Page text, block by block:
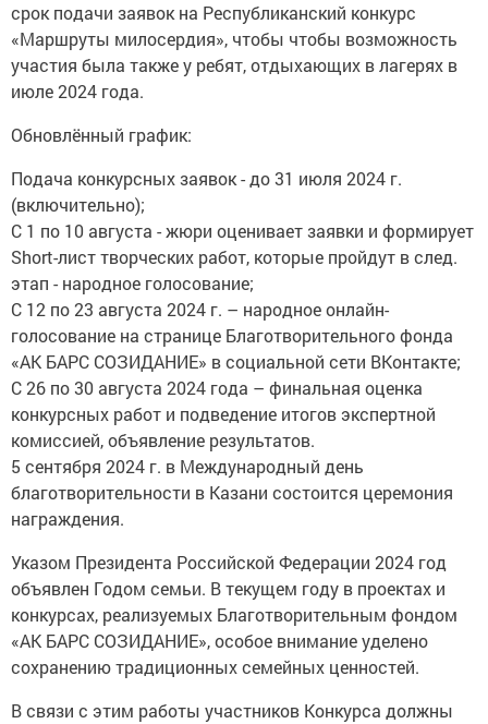
срок подачи заявок на Республиканский конкурс
«Маршруты милосердия», чтобы чтобы возможность
участия была также у ребят, отдыхающих в лагерях в
июле 2024 года.
Обновлённый график:
Подача конкурсных заявок - до 31 июля 2024 г.
(включительно);
С 1 по 10 августа - жюри оценивает заявки и формирует
Short-лист творческих работ, которые пройдут в след.
этап - народное голосование;
С 12 по 23 августа 2024 г. – народное онлайн-
голосование на странице Благотворительного фонда
«АК БАРС СОЗИДАНИЕ» в социальной сети ВКонтакте;
С 26 по 30 августа 2024 года – финальная оценка
конкурсных работ и подведение итогов экспертной
комиссией, объявление результатов.
5 сентября 2024 г. в Международный день
благотворительности в Казани состоится церемония
награждения.
Указом Президента Российской Федерации 2024 год
объявлен Годом семьи. В текущем году в проектах и
конкурсах, реализуемых Благотворительным фондом
«АК БАРС СОЗИДАНИЕ», особое внимание уделено
сохранению традиционных семейных ценностей.
В связи с этим работы участников Конкурса должны